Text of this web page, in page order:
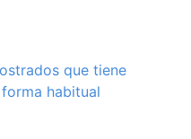
que tiene
habitual